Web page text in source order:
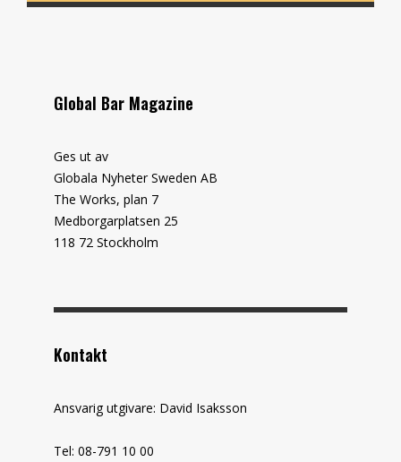
Global Bar Magazine
Ges ut av
Globala Nyheter Sweden AB
The Works, plan 7
Medborgarplatsen 25
118 72 Stockholm
Kontakt
Ansvarig utgivare: David Isaksson
Tel: 08-791 10 00